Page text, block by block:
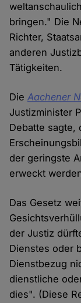
bringen." Die
Richter,
anderen
Tätigkeiten.
DieAachener
Justizminister
Debatte sagte,
der geringste
erweckt
Das Gesetz
der Justiz
Dienstes oder
Dienstbezug
dienstliche
dies". (Diese